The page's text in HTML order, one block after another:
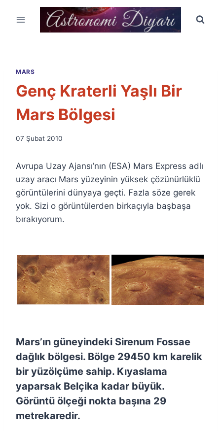
MARS
Genç Kraterli Yaşlı Bir
Mars Bölgesi
By
Özyar
07 Şubat 2010
Avrupa Uzay Ajansı’nın (ESA) Mars Express adlı
uzay aracı Mars yüzeyinin yüksek çözünürlüklü
görüntülerini dünyaya geçti. Fazla söze gerek
yok. Sizi o görüntülerden birkaçıyla başbaşa
bırakıyorum.
Mars’ın güneyindeki Sirenum Fossae
dağlık bölgesi. Bölge 29450 km karelik
bir yüzölçüme sahip. Kıyaslama
yaparsak Belçika kadar büyük.
Görüntü ölçeği nokta başına 29
metrekaredir.